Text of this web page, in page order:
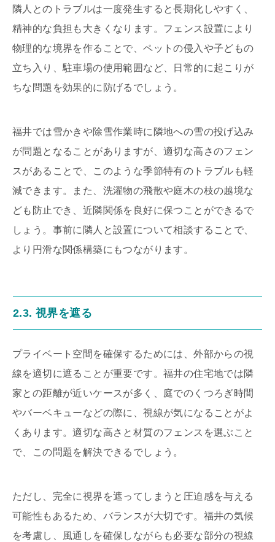
隣人とのトラブルは一度発生すると長期化しやすく、
精神的な負担も大きくなります。フェンス設置により
物理的な境界を作ることで、ペットの侵入や子どもの
立ち入り、駐車場の使用範囲など、日常的に起こりが
ちな問題を効果的に防げるでしょう。
福井では雪かきや除雪作業時に隣地への雪の投げ込み
が問題となることがありますが、適切な高さのフェン
スがあることで、このような季節特有のトラブルも軽
減できます。また、洗濯物の飛散や庭木の枝の越境な
ども防止でき、近隣関係を良好に保つことができるで
しょう。事前に隣人と設置について相談することで、
より円滑な関係構築にもつながります。
2.3. 視界を遮る
プライベート空間を確保するためには、外部からの視
線を適切に遮ることが重要です。福井の住宅地では隣
家との距離が近いケースが多く、庭でのくつろぎ時間
やバーベキューなどの際に、視線が気になることがよ
くあります。適切な高さと材質のフェンスを選ぶこと
で、この問題を解決できるでしょう。
ただし、完全に視界を遮ってしまうと圧迫感を与える
可能性もあるため、バランスが大切です。福井の気候
を考慮し、風通しを確保しながらも必要な部分の視線